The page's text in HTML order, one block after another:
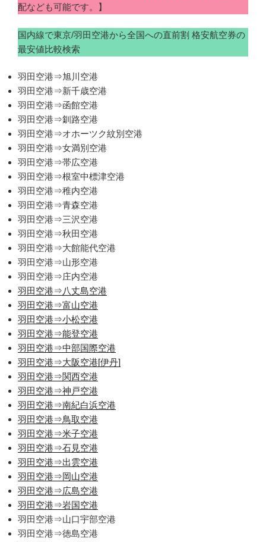
配なども可能です。】
国内線で東京/羽田空港から全国への直前割 格安航空券の
最安値比較検索
羽田空港⇒旭川空港
羽田空港⇒新千歳空港
羽田空港⇒函館空港
羽田空港⇒釧路空港
羽田空港⇒オホーツク紋別空港
羽田空港⇒女満別空港
羽田空港⇒帯広空港
羽田空港⇒根室中標津空港
羽田空港⇒稚内空港
羽田空港⇒青森空港
羽田空港⇒三沢空港
羽田空港⇒秋田空港
羽田空港⇒大館能代空港
羽田空港⇒山形空港
羽田空港⇒庄内空港
羽田空港⇒八丈島空港
羽田空港⇒富山空港
羽田空港⇒小松空港
羽田空港⇒能登空港
羽田空港⇒中部国際空港
羽田空港⇒大阪空港[伊丹]
羽田空港⇒関西空港
羽田空港⇒神戸空港
羽田空港⇒南紀白浜空港
羽田空港⇒鳥取空港
羽田空港⇒米子空港
羽田空港⇒石見空港
羽田空港⇒出雲空港
羽田空港⇒岡山空港
羽田空港⇒広島空港
羽田空港⇒岩国空港
羽田空港⇒山口宇部空港
羽田空港⇒徳島空港